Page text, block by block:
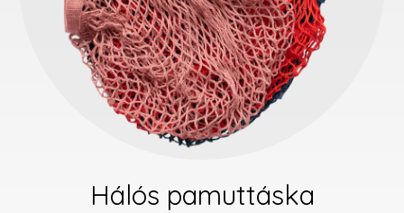
Hálós pamuttáska